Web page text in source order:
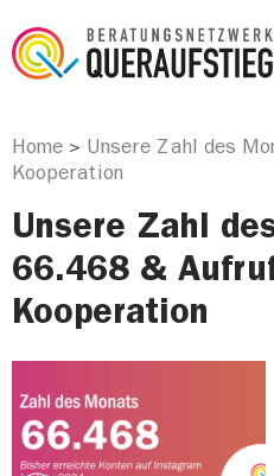
Home > Unsere Zahl des
Kooperation
Unsere Zahl
66.468 &
Kooperation